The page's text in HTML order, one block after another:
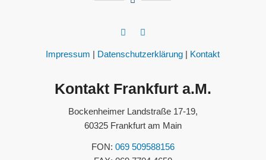
Impressum | Datenschutzerklärung | Kontakt
Kontakt Frankfurt a.M.
Bockenheimer Landstraße 17-19,
60325 Frankfurt am Main
FON: 069 509588156